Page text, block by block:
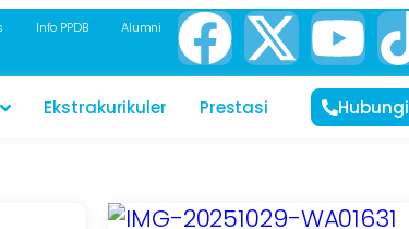
Info PPDB Alumni
Ekstrakurikuler Prestasi Hubungi